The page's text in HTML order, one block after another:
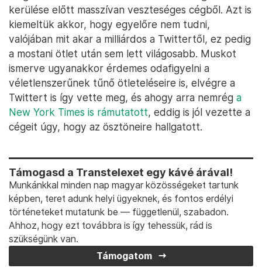
kerülése előtt masszívan veszteséges cégből. Azt is
kiemeltük akkor, hogy egyelőre nem tudni,
valójában mit akar a milliárdos a Twittertől, ez pedig
a mostani ötlet után sem lett világosabb. Muskot
ismerve ugyanakkor érdemes odafigyelni a
véletlenszerűnek tűnő ötleteléseire is, elvégre a
Twittert is így vette meg, és ahogy arra nemrég a
New York Times is rámutatott, eddig is jól vezette a
cégeit úgy, hogy az ösztöneire hallgatott.
Támogasd a Transtelexet egy kávé árával!
Munkánkkal minden nap magyar közösségeket tartunk
képben, teret adunk helyi ügyeknek, és fontos erdélyi
történeteket mutatunk be — függetlenül, szabadon.
Ahhoz, hogy ezt továbbra is így tehessük, rád is
szükségünk van.
Támogatom